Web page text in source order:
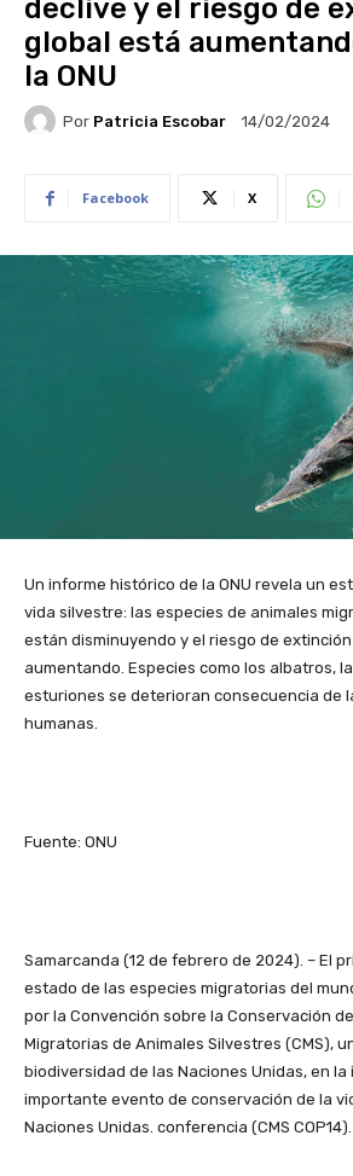
declive y el riesgo de
global está
la ONU
Por Patricia Escobar 14/02/2024
Facebook X
Un informe histórico de la ONU revela un
vida silvestre: las especies de animales
están disminuyendo y el riesgo de
aumentando. Especies como los albatros,
esturiones se deterioran consecuencia de
humanas.
Fuente: ONU
Samarcanda (12 de febrero de 2024). – El
estado de las especies migratorias del
por la Convención sobre la Conservación
Migratorias de Animales Silvestres (CMS),
biodiversidad de las Naciones Unidas, en
importante evento de conservación de la
Naciones Unidas. conferencia (CMS COP14).